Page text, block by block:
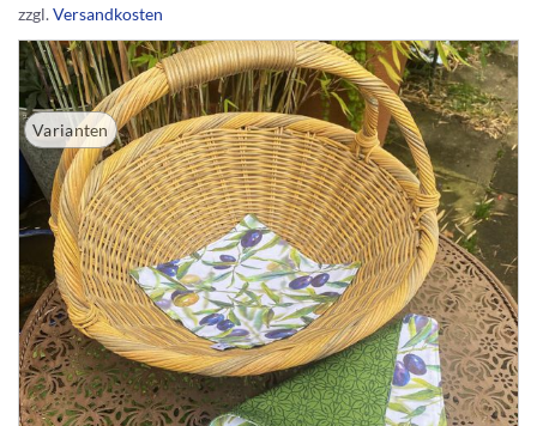
zzgl.Versandkosten
Varianten